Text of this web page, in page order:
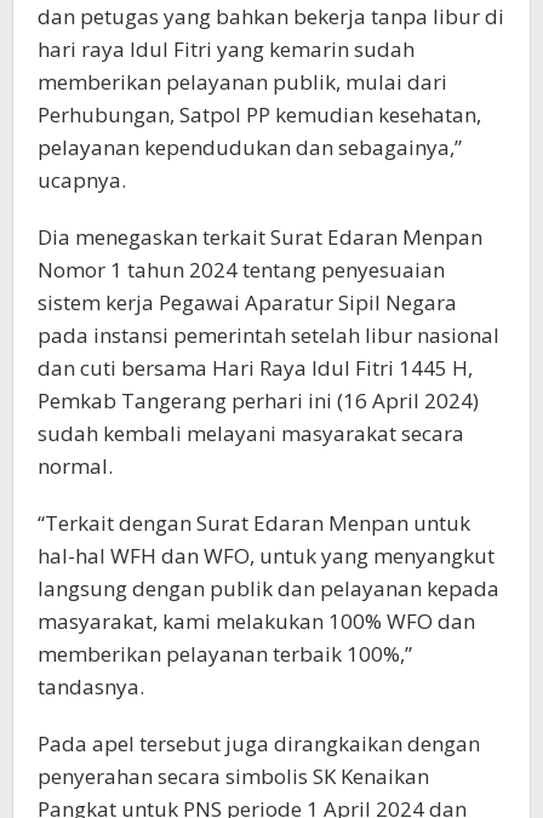
dan petugas yang bahkan bekerja tanpa libur di
hari raya Idul Fitri yang kemarin sudah
memberikan pelayanan publik, mulai dari
Perhubungan, Satpol PP kemudian kesehatan,
pelayanan kependudukan dan sebagainya,”
ucapnya.
Dia menegaskan terkait Surat Edaran Menpan
Nomor 1 tahun 2024 tentang penyesuaian
sistem kerja Pegawai Aparatur Sipil Negara
pada instansi pemerintah setelah libur nasional
dan cuti bersama Hari Raya Idul Fitri 1445 H,
Pemkab Tangerang perhari ini (16 April 2024)
sudah kembali melayani masyarakat secara
normal.
“Terkait dengan Surat Edaran Menpan untuk
hal-hal WFH dan WFO, untuk yang menyangkut
langsung dengan publik dan pelayanan kepada
masyarakat, kami melakukan 100% WFO dan
memberikan pelayanan terbaik 100%,”
tandasnya.
Pada apel tersebut juga dirangkaikan dengan
penyerahan secara simbolis SK Kenaikan
Pangkat untuk PNS periode 1 April 2024 dan